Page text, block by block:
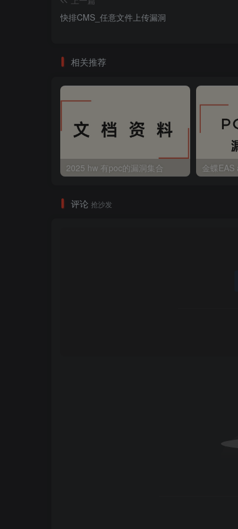
快排CMS_任意文件上传漏洞
相关推荐
2025 hw 有poc的漏洞集合
评论 抢沙发